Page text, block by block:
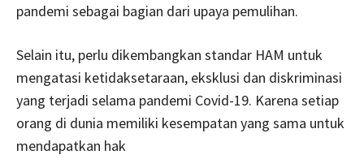
pandemi sebagai bagian dari upaya pemulihan.
Selain itu, perlu dikembangkan standar HAM untuk
mengatasi ketidaksetaraan, eksklusi dan diskriminasi
yang terjadi selama pandemi Covid-19. Karena setiap
orang di dunia memiliki kesempatan yang sama untuk
mendapatkan hak